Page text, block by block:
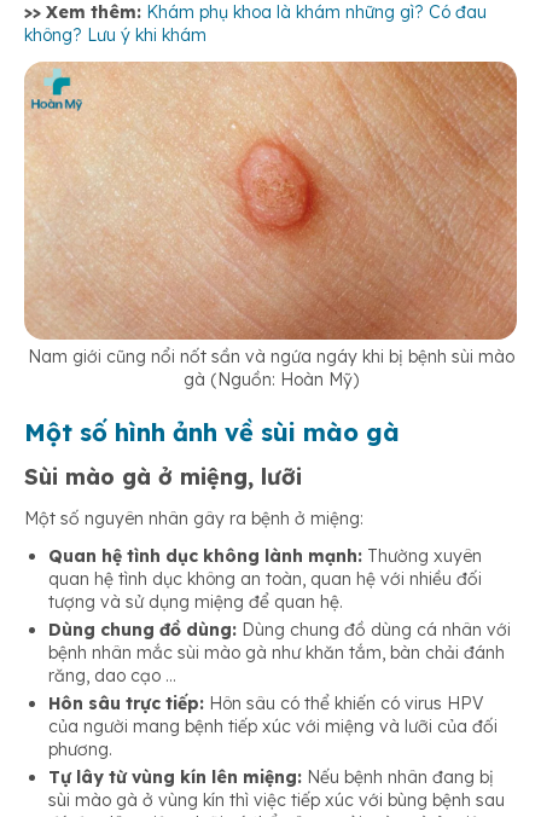
>> Xem thêm: Khám phụ khoa là khám những gì? Có đau
không? Lưu ý khi khám
Nam giới cũng nổi nốt sần và ngứa ngáy khi bị bệnh sùi mào
gà (Nguồn: Hoàn Mỹ)
Một số hình ảnh về sùi mào gà
Sùi mào gà ở miệng, lưỡi
Một số nguyên nhân gây ra bệnh ở miệng:
Quan hệ tình dục không lành mạnh: Thường xuyên
quan hệ tình dục không an toàn, quan hệ với nhiều đối
tượng và sử dụng miệng để quan hệ.
Dùng chung đồ dùng: Dùng chung đồ dùng cá nhân với
bệnh nhân mắc sùi mào gà như khăn tắm, bàn chải đánh
răng, dao cạo …
Hôn sâu trực tiếp: Hôn sâu có thể khiến có virus HPV
của người mang bệnh tiếp xúc với miệng và lưỡi của đối
phương.
Tự lây từ vùng kín lên miệng: Nếu bệnh nhân đang bị
sùi mào gà ở vùng kín thì việc tiếp xúc với bùng bệnh sau